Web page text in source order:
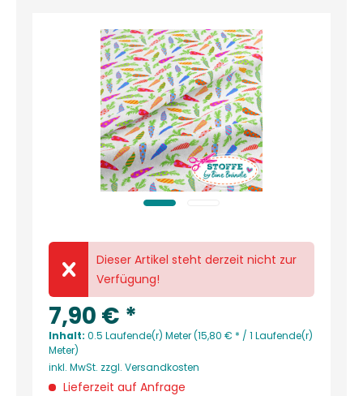
Dieser Artikel steht derzeit nicht zur
Verfügung!
7,90 € *
Inhalt: 0.5 Laufende(r) Meter (15,80 € * / 1 Laufende(r)
Meter)
inkl. MwSt. zzgl. Versandkosten
Lieferzeit auf Anfrage